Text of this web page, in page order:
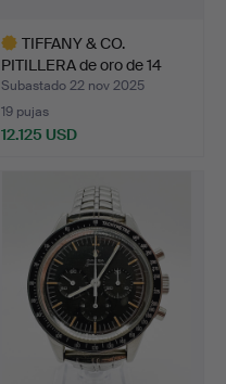
TIFFANY & CO.
PITILLERA de oro de 14
quila…
Subastado 22 nov 2025
19 pujas
12.125 USD